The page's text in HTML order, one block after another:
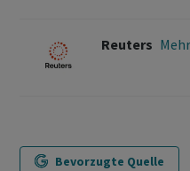
Reuters
Bevorzugte Quelle